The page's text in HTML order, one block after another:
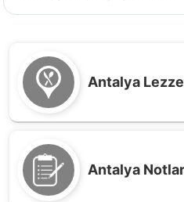
Antalya
Antalya